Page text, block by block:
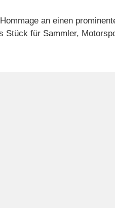
an einen
für Sammler,